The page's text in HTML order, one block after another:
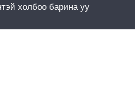
холбоо барина уу